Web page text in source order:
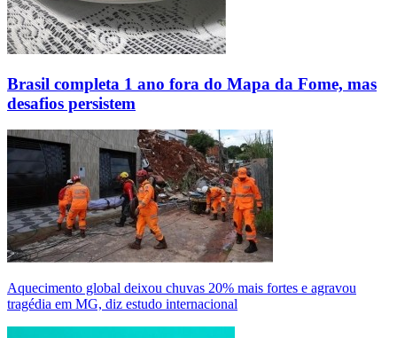
Brasil completa 1 ano fora do Mapa da Fome, mas
desafios persistem
Aquecimento global deixou chuvas 20% mais fortes e agravou
tragédia em MG, diz estudo internacional